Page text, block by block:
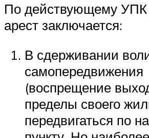
По действующему
арест заключается:
В сдерживании
самопередвижения
(воспрещение
пределы своего
передвигаться по